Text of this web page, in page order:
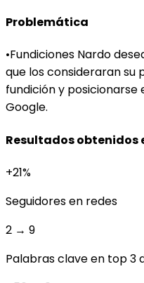
Problemática
•Fundiciones Nardo
que los consideraran su
fundición y posicionarse
Google.
Resultados obtenidos
+21%
Seguidores en redes
2 → 9
Palabras clave en top 3